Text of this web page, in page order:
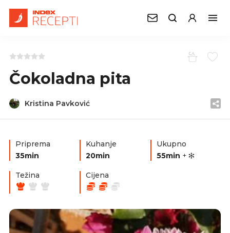
Čokoladna pita
Kristina Pavković
Priprema
35min
Kuhanje
20min
Ukupno
55min +
Težina Cijena